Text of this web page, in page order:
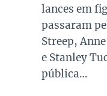
lances em
passaram
Streep,
e Stanley
pública…